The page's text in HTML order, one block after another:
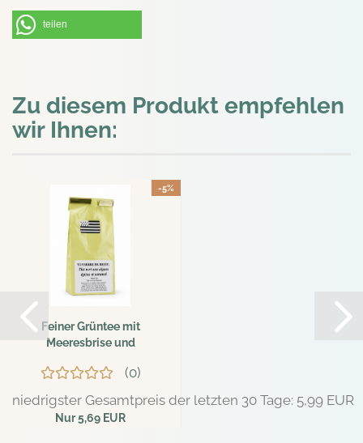
teilen
Zu diesem Produkt empfehlen
wir Ihnen:
-5%
Feiner Grüntee mit
Meeresbrise und
0
niedrigster Gesamtpreis der letzten 30 Tage: 5,99 EUR
Nur 5,69 EUR